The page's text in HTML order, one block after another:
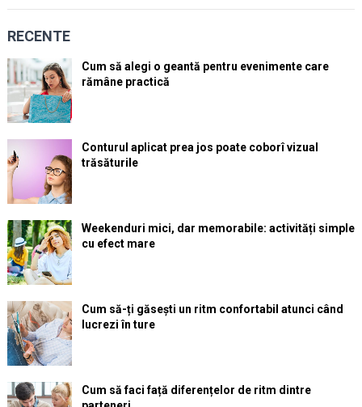
RECENTE
Cum să alegi o geantă pentru evenimente care
rămâne practică
Conturul aplicat prea jos poate coborî vizual
trăsăturile
Weekenduri mici, dar memorabile: activități simple
cu efect mare
Cum să-ți găsești un ritm confortabil atunci când
lucrezi în ture
Cum să faci față diferențelor de ritm dintre